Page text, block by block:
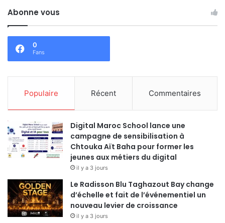
Abonne vous
0
Fans
Populaire Récent Commentaires
Digital Maroc School lance une
campagne de sensibilisation à
Chtouka Aït Baha pour former les
jeunes aux métiers du digital
il y a 3 jours
Le Radisson Blu Taghazout Bay change
d’échelle et fait de l’événementiel un
nouveau levier de croissance
il y a 3 jours